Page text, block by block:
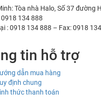
Tòa nhà Halo, Số 37 đường
0918 134 888
: 0918 134 888 – Fax: 0918
tin hỗ trợ
dẫn mua hàng
định chung
thức thanh toán